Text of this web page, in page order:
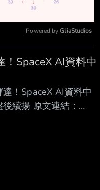
Powered by GliaStudios
SpaceX AI資料中
！SpaceX AI資料中
續揚 原文連結：